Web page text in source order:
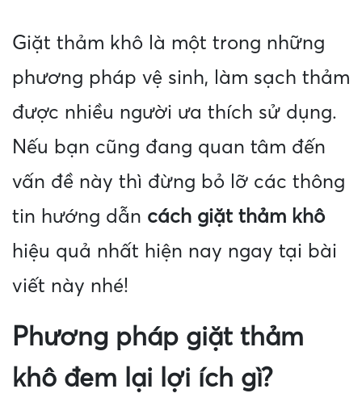
Giặt thảm khô là một trong những
phương pháp vệ sinh, làm sạch thảm
được nhiều người ưa thích sử dụng.
Nếu bạn cũng đang quan tâm đến
vấn đề này thì đừng bỏ lỡ các thông
tin hướng dẫn cách giặt thảm khô
hiệu quả nhất hiện nay ngay tại bài
viết này nhé!
Phương pháp giặt thảm
khô đem lại lợi ích gì?